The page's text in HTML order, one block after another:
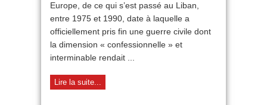
Europe, de ce qui s’est passé au Liban,
entre 1975 et 1990, date à laquelle a
officiellement pris fin une guerre civile dont
la dimension « confessionnelle » et
interminable rendait ...
Lire la suite...